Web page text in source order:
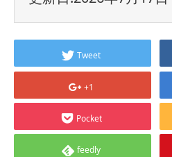
Tweet
+1
Pocket
feedly